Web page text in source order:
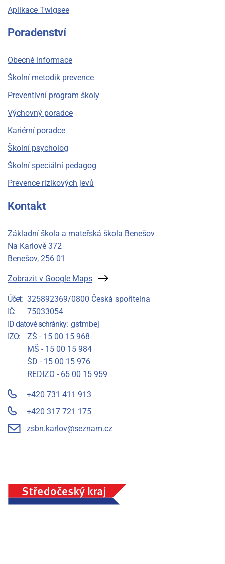
Aplikace Twigsee
Poradenství
Obecné informace
Školní metodik prevence
Preventivní program školy
Výchovný poradce
Kariérní poradce
Školní psycholog
Školní speciální pedagog
Prevence rizikových jevů
Kontakt
Základní škola a mateřská škola Benešov
Na Karlově 372
Benešov, 256 01
Zobrazit v Google Maps
Účet
325892369/0800 Česká spořitelna
IČ
75033054
ID datové schránky gstmbej
IZO
ZŠ - 15 00 15 968
MŠ - 15 00 15 984
ŠD - 15 00 15 976
REDIZO - 65 00 15 959
+420 731 411 913
+420 317 721 175
zsbn.karlov@seznam.cz